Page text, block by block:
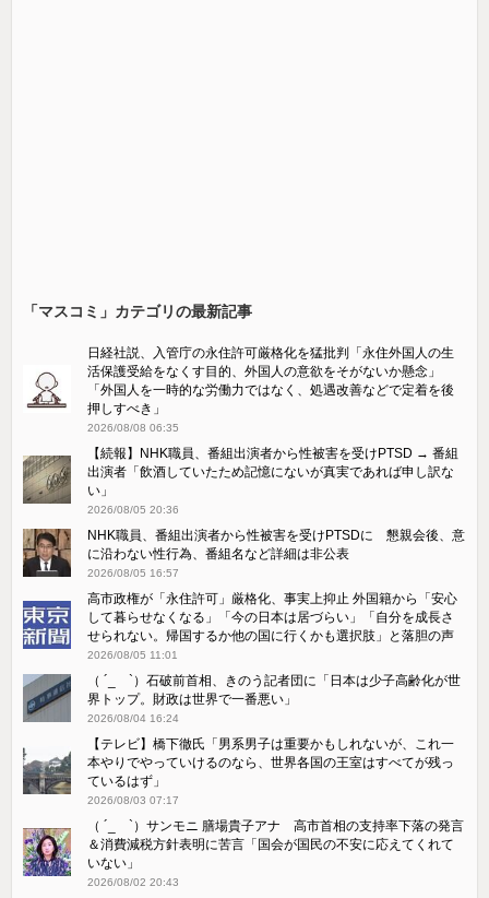
「マスコミ」カテゴリの最新記事
日経社説、入管庁の永住許可厳格化を猛批判「永住外国人の生
活保護受給をなくす目的、外国人の意欲をそがないか懸念」
「外国人を一時的な労働力ではなく、処遇改善などで定着を後
押しすべき」
2026/08/08 06:35
【続報】NHK職員、番組出演者から性被害を受けPTSD → 番組
出演者「飲酒していたため記憶にないが真実であれば申し訳な
い」
2026/08/05 20:36
NHK職員、番組出演者から性被害を受けPTSDに 懇親会後、意
に沿わない性行為、番組名など詳細は非公表
2026/08/05 16:57
高市政権が「永住許可」厳格化、事実上抑止 外国籍から「安心
して暮らせなくなる」「今の日本は居づらい」「自分を成長さ
せられない。帰国するか他の国に行くかも選択肢」と落胆の声
2026/08/05 11:01
（ ´_ゝ`）石破前首相、きのう記者団に「日本は少子高齢化が世
界トップ。財政は世界で一番悪い」
2026/08/04 16:24
【テレビ】橋下徹氏「男系男子は重要かもしれないが、これ一
本やりでやっていけるのなら、世界各国の王室はすべてが残っ
ているはず」
2026/08/03 07:17
（ ´_ゝ`）サンモニ 膳場貴子アナ 高市首相の支持率下落の発言
＆消費減税方針表明に苦言「国会が国民の不安に応えてくれて
いない」
2026/08/02 20:43